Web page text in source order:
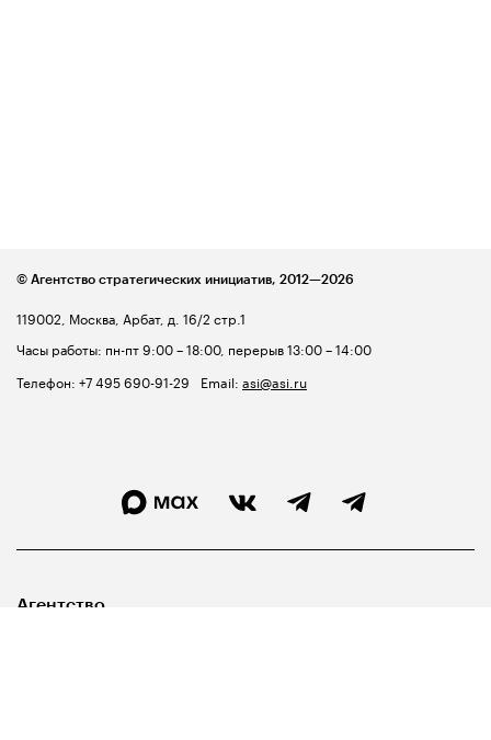
119002, Москва, Арбат, д. 16/2 стр.1
Часы работы: пн-пт 9:00 – 18:00, перерыв 13:00 – 14:00
Телефон: +7 495 690-91-29 Email: asi@asi.ru
© Агентство стратегических инициатив, 2012—2026
Агентство